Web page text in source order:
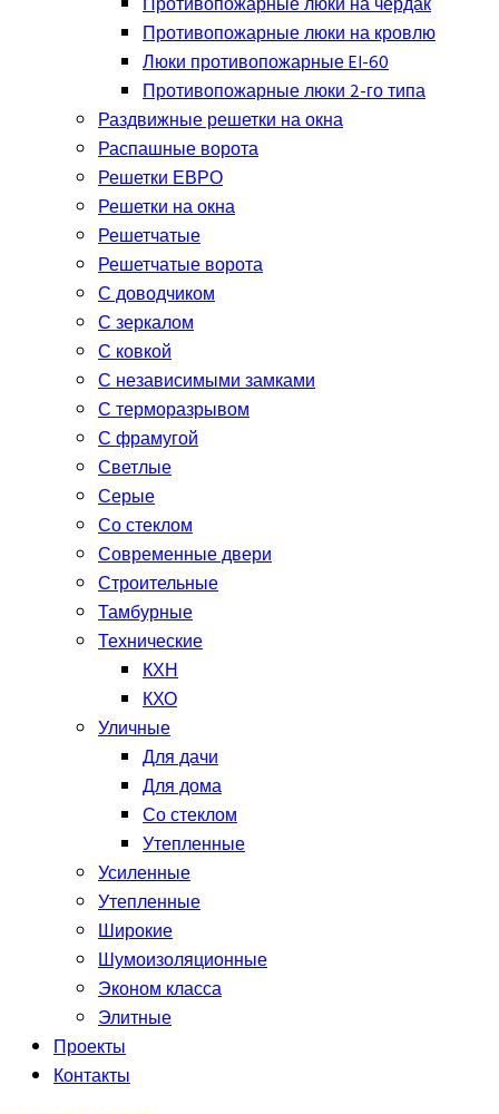
Противопожарные люки на кровлю
Люки противопожарные EI-60
Противопожарные люки 2-го типа
Раздвижные решетки на окна
Распашные ворота
Решетки ЕВРО
Решетки на окна
Решетчатые
Решетчатые ворота
С доводчиком
С зеркалом
С ковкой
С независимыми замками
С терморазрывом
С фрамугой
Светлые
Серые
Со стеклом
Современные двери
Строительные
Тамбурные
Технические
КХН
КХО
Уличные
Для дачи
Для дома
Со стеклом
Утепленные
Усиленные
Утепленные
Широкие
Шумоизоляционные
Эконом класса
Элитные
Проекты
Контакты